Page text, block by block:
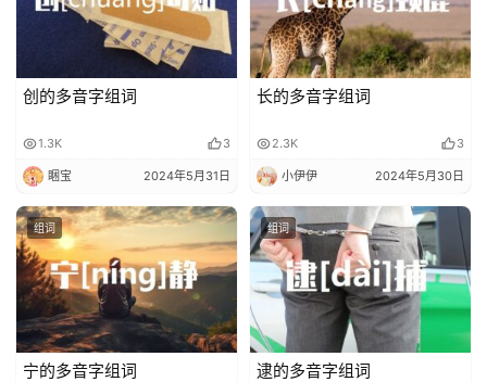
词
语
创的多音字组词
1.3K 3
睏宝 2024年5月31日
长的多音字组词
2.3K 3
小伊伊 2024年5月30日
组词
宁的多音字组词
组词
逮的多音字组词